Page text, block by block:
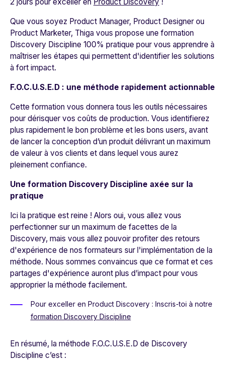
2 jours pour exceller en Product Discovery !
Que vous soyez Product Manager, Product Designer ou
Product Marketer, Thiga vous propose une formation
Discovery Discipline 100% pratique pour vous apprendre à
maîtriser les étapes qui permettent d'identifier les solutions
à fort impact.
F.O.C.U.S.E.D : une méthode rapidement actionnable
Cette formation vous donnera tous les outils nécessaires
pour dérisquer vos coûts de production. Vous identifierez
plus rapidement le bon problème et les bons users, avant
de lancer la conception d’un produit délivrant un maximum
de valeur à vos clients et dans lequel vous aurez
pleinement confiance.
Une formation Discovery Discipline axée sur la
pratique
Ici la pratique est reine ! Alors oui, vous allez vous
perfectionner sur un maximum de facettes de la
Discovery, mais vous allez pouvoir profiter des retours
d'expérience de nos formateurs sur l'implémentation de la
méthode. Nous sommes convaincus que ce format et ces
partages d'expérience auront plus d’impact pour vous
approprier la méthode facilement.
Pour exceller en Product Discovery: Inscris-toi à notre
formation Discovery Discipline
En résumé, la méthode F.O.C.U.S.E.D de Discovery
Discipline c’est :